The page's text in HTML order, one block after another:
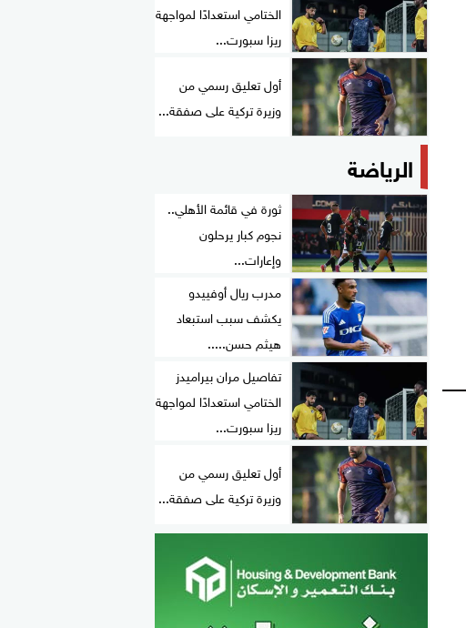
الختامي استعدادًا لمواجهة
ريزا سبورت...
أول تعليق رسمي من
وزيرة تركية على صفقة...
الرياضة
ثورة في قائمة الأهلي..
نجوم كبار يرحلون
وإعارات...
مدرب ريال أوفييدو
يكشف سبب استبعاد
هيثم حسن.....
تفاصيل مران بيراميدز
الختامي استعدادًا لمواجهة
ريزا سبورت...
أول تعليق رسمي من
وزيرة تركية على صفقة...